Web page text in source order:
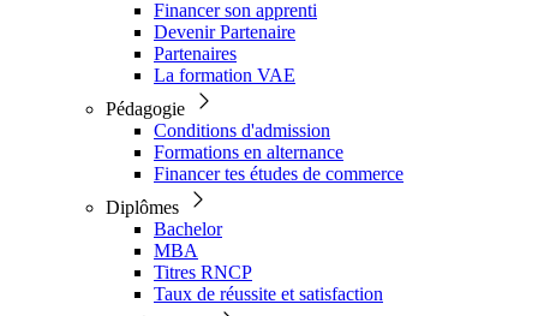
Financer son apprenti
Devenir Partenaire
Partenaires
La formation VAE
Pédagogie
Conditions d'admission
Formations en alternance
Financer tes études de commerce
Diplômes
Bachelor
MBA
Titres RNCP
Taux de réussite et satisfaction